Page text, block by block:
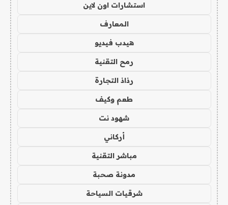
استشارات اون لاين
المعارف
هيدب فيديو
رمح التقنية
رذاذ التجارة
طعم وكيف
شهود نت
أركاني
مباشر التقنية
مدونة صحبة
شرقيات السياحة